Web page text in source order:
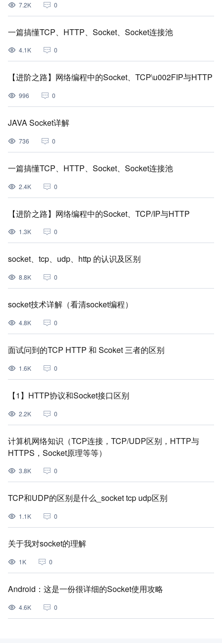
7.2K 0
一篇搞懂TCP、HTTP、Socket、Socket连接池
4.1K 0
【进阶之路】网络编程中的Socket、TCP\u002FIP与HTTP
996 0
JAVA Socket详解
736 0
一篇搞懂TCP、HTTP、Socket、Socket连接池
2.4K 0
【进阶之路】网络编程中的Socket、TCP/IP与HTTP
1.3K 0
socket、tcp、udp、http 的认识及区别
8.8K 0
socket技术详解（看清socket编程）
4.8K 0
面试问到的TCP HTTP 和 Scoket 三者的区别
1.6K 0
【1】HTTP协议和Socket接口区别
2.2K 0
计算机网络知识（TCP连接，TCP/UDP区别，HTTP与
HTTPS，Socket原理等等）
3.8K 0
TCP和UDP的区别是什么_socket tcp udp区别
1.1K 0
关于我对socket的理解
1K 0
Android：这是一份很详细的Socket使用攻略
4.6K 0